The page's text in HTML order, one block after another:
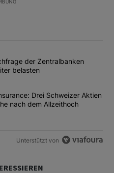
am meisten kommentierten
"Unerwartet tiefe Nachfrage der
der Zentralbanken
belasten
UBS, Zurich Insurance:
Drei Schweizer Aktien
nach dem Allzeithoch
Unterstützt von